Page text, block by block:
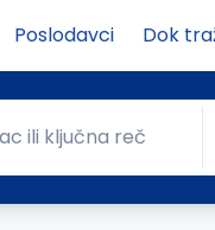
Poslodavci Dok
ili ključna reč
ili ključna reč